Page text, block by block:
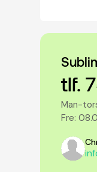
tlf.
Man-
Fre: